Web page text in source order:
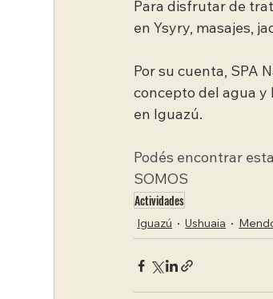
Para disfrutar de
en Ysyry, masajes,
Por su cuenta, SPA
concepto del agua y
en Iguazú.
Podés encontrar
SOMOS
Actividades
Iguazú Ushuaia